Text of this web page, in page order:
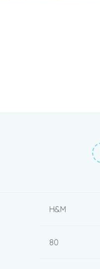
H&M
80